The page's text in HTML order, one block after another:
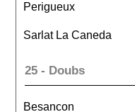
Perigueux
Sarlat La Caneda
25 - Doubs
Besancon